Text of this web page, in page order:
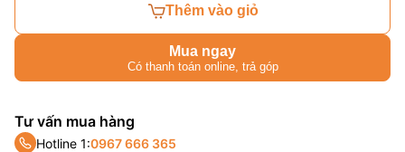
Thêm vào giỏ
Mua ngay
Có thanh toán online, trả góp
Tư vấn mua hàng
Hotline 1:0967 666 365